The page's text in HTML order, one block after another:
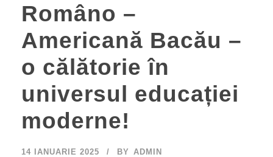
Româno –
Americană Bacău –
o călătorie în
universul educației
moderne!
14 IANUARIE 2025 BY
ADMIN